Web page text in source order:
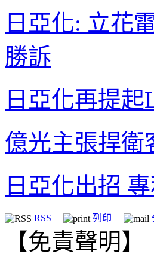
日亞化: 立花
勝訴
日亞化再提
億光主張捍衛
日亞化出招
RSS 列印
【免責聲明】